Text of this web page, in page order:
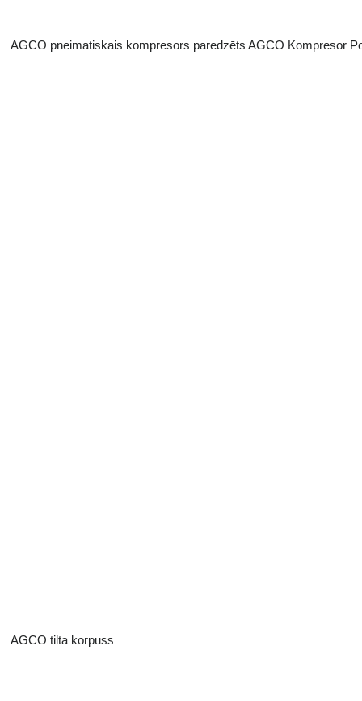
AGCO pneimatiskais kompresors paredzēts AGCO Kompresor
AGCO tilta korpuss